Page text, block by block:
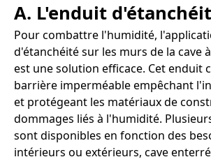
A. L'enduit
Pour combattre l'humidité,
d'étanchéité sur les murs de la cave
est une solution efficace. Cet enduit
barrière imperméable empêchant
et protégeant les matériaux de
dommages liés à l'humidité.
sont disponibles en fonction des
intérieurs ou extérieurs, cave